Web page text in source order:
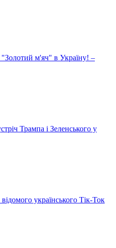
м'яч" в Україну! –
Трампа і Зеленського у
українського Тік-Ток